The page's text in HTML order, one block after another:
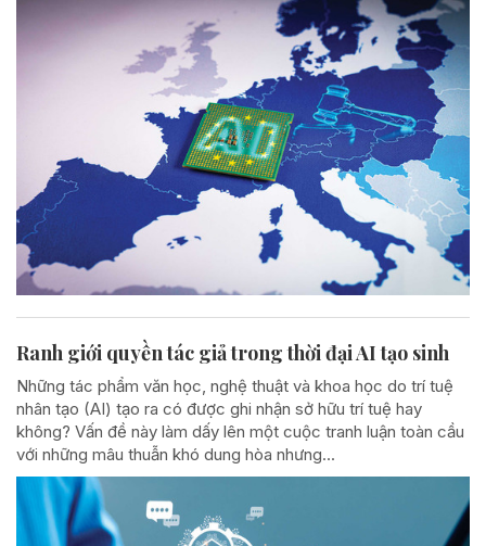
Ranh giới quyền tác giả trong thời đại AI tạo sinh
Những tác phẩm văn học, nghệ thuật và khoa học do trí tuệ
nhân tạo (AI) tạo ra có được ghi nhận sở hữu trí tuệ hay
không? Vấn đề này làm dấy lên một cuộc tranh luận toàn cầu
với những mâu thuẫn khó dung hòa nhưng...